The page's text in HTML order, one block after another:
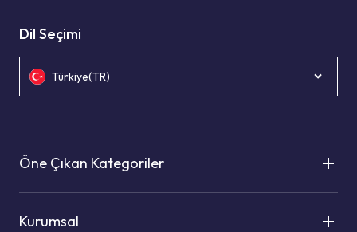
Dil Seçimi
Türkiye(TR)
Öne Çıkan Kategoriler
Kurumsal